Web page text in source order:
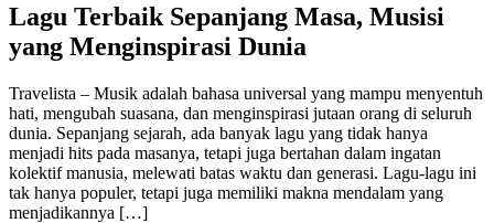
Lagu Terbaik Sepanjang Masa, Musisi
yang Menginspirasi Dunia
Travelista – Musik adalah bahasa universal yang mampu menyentuh
hati, mengubah suasana, dan menginspirasi jutaan orang di seluruh
dunia. Sepanjang sejarah, ada banyak lagu yang tidak hanya
menjadi hits pada masanya, tetapi juga bertahan dalam ingatan
kolektif manusia, melewati batas waktu dan generasi. Lagu-lagu ini
tak hanya populer, tetapi juga memiliki makna mendalam yang
menjadikannya […]